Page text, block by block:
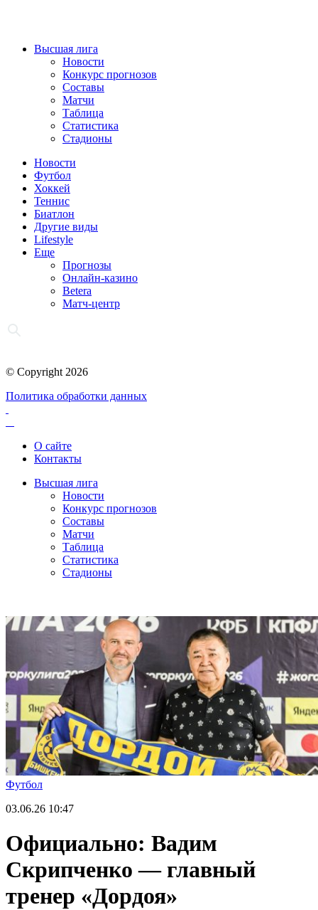
Высшая лига
Новости
Конкурс прогнозов
Составы
Матчи
Таблица
Статистика
Стадионы
Новости
Футбол
Хоккей
Теннис
Биатлон
Другие виды
Lifestyle
Еще
Прогнозы
Онлайн-казино
Betera
Матч-центр
© Copyright 2026
Политика обработки данных
О сайте
Контакты
Высшая лига
Новости
Конкурс прогнозов
Составы
Матчи
Таблица
Статистика
Стадионы
Футбол
03.06.26 10:47
Официально: Вадим
Скрипченко — главный
тренер «Дордоя»